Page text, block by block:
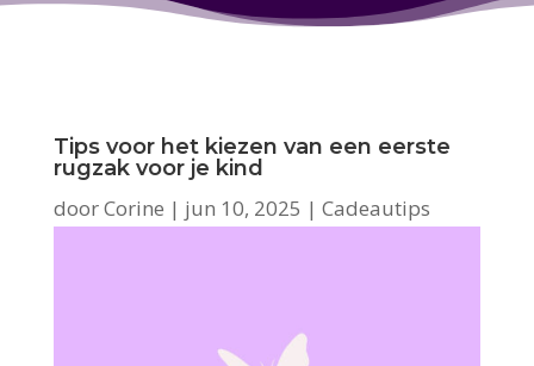
Tips voor het kiezen van een eerste
rugzak voor je kind
doorCorine | jun 10, 2025 | Cadeautips